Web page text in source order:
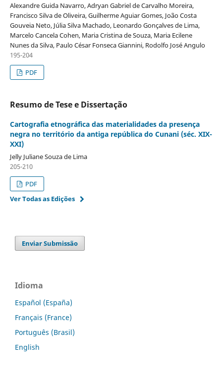
Alexandre Guida Navarro, Adryan Gabriel de Carvalho Moreira,
Francisco Silva de Oliveira, Guilherme Aguiar Gomes, João Costa
Gouveia Neto, Júlia Silva Machado, Leonardo Gonçalves de Lima,
Marcelo Cancela Cohen, Maria Cristina de Souza, Maria Ecilene
Nunes da Silva, Paulo César Fonseca Giannini, Rodolfo José Angulo
195-204
PDF
Resumo de Tese e Dissertação
Cartografia etnográfica das materialidades da presença
negra no território da antiga república do Cunani (séc. XIX-
XXI)
Jelly Juliane Souza de Lima
205-210
PDF
Ver Todas as Edições
Enviar Submissão
Idioma
Español (España)
Français (France)
Português (Brasil)
English